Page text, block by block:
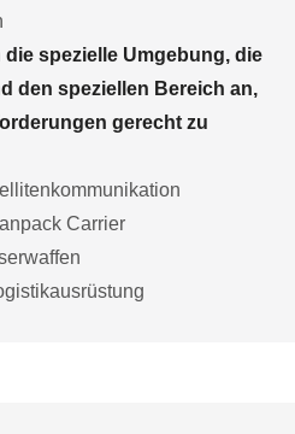
spezielle Umgebung, die
den speziellen Bereich an,
gerecht zu
Carrier